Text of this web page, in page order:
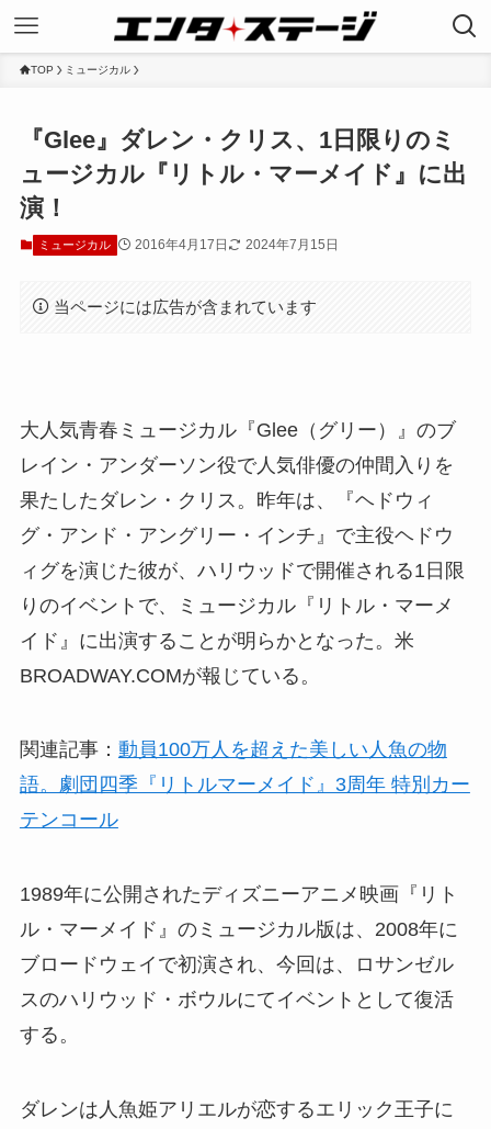
TOP ミュージカル
『Glee』ダレン・クリス、1日限りのミ
ュージカル『リトル・マーメイド』に出
演！
ミュージカル 2016年4月17日 2024年7月15日
当ページには広告が含まれています
大人気青春ミュージカル『Glee（グリー）』のブ
レイン・アンダーソン役で人気俳優の仲間入りを
果たしたダレン・クリス。昨年は、『ヘドウィ
グ・アンド・アングリー・インチ』で主役ヘドウ
ィグを演じた彼が、ハリウッドで開催される1日限
りのイベントで、ミュージカル『リトル・マーメ
イド』に出演することが明らかとなった。米
BROADWAY.COMが報じている。
関連記事： 動員100万人を超えた美しい人魚の物
語。劇団四季『リトルマーメイド』3周年 特別カー
テンコール
1989年に公開されたディズニーアニメ映画『リト
ル・マーメイド』のミュージカル版は、2008年に
ブロードウェイで初演され、今回は、ロサンゼル
スのハリウッド・ボウルにてイベントとして復活
する。
ダレンは人魚姫アリエルが恋するエリック王子に